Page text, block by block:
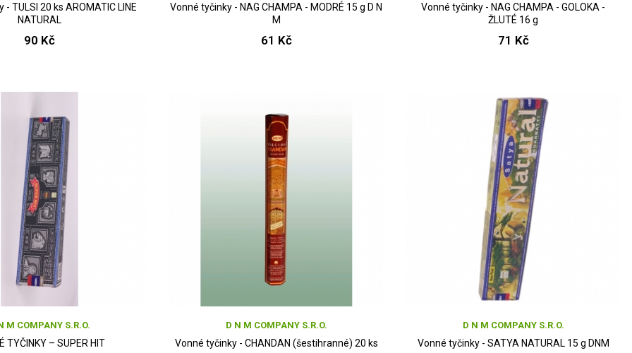
- TULSI 20 ks AROMATIC LINE
NATURAL
90 Kč
Vonné tyčinky - NAG CHAMPA - MODRÉ 15 g D N
M
61 Kč
Vonné tyčinky - NAG CHAMPA - GOLOKA -
ŽLUTÉ 16 g
71 Kč
M COMPANY S.R.O.
TYČINKY – SUPER HIT
D N M COMPANY S.R.O.
Vonné tyčinky - CHANDAN (šestihranné) 20 ks
D N M COMPANY S.R.O.
Vonné tyčinky - SATYA NATURAL 15 g DNM